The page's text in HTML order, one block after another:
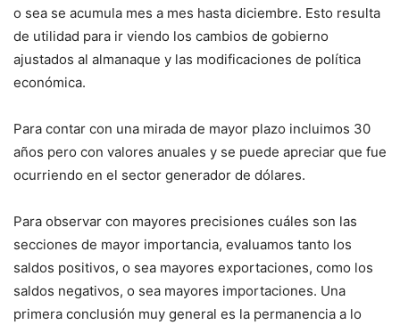
o sea se acumula mes a mes hasta diciembre. Esto resulta
de utilidad para ir viendo los cambios de gobierno
ajustados al almanaque y las modificaciones de política
económica.
Para contar con una mirada de mayor plazo incluimos 30
años pero con valores anuales y se puede apreciar que fue
ocurriendo en el sector generador de dólares.
Para observar con mayores precisiones cuáles son las
secciones de mayor importancia, evaluamos tanto los
saldos positivos, o sea mayores exportaciones, como los
saldos negativos, o sea mayores importaciones. Una
primera conclusión muy general es la permanencia a lo